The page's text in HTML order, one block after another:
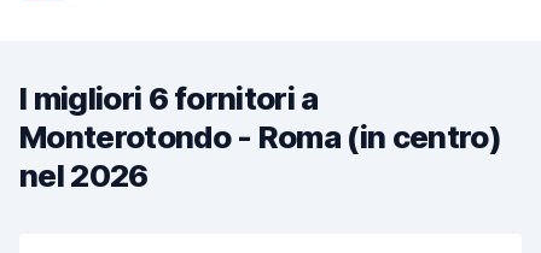
I migliori 6 fornitori a
Monterotondo - Roma (in centro)
nel 2026